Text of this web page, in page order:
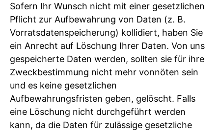
Sofern Ihr Wunsch nicht mit einer gesetzlichen
Pflicht zur Aufbewahrung von Daten (z. B.
Vorratsdatenspeicherung) kollidiert, haben Sie
ein Anrecht auf Löschung Ihrer Daten. Von uns
gespeicherte Daten werden, sollten sie für ihre
Zweckbestimmung nicht mehr vonnöten sein
und es keine gesetzlichen
Aufbewahrungsfristen geben, gelöscht. Falls
eine Löschung nicht durchgeführt werden
kann, da die Daten für zulässige gesetzliche